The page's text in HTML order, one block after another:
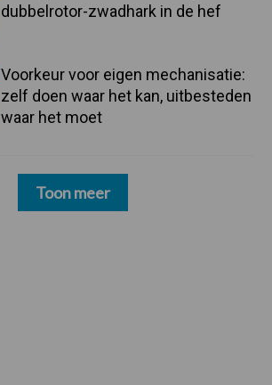
dubbelrotor-zwadhark in de hef
Voorkeur voor eigen mechanisatie:
zelf doen waar het kan, uitbesteden
waar het moet
Toon meer